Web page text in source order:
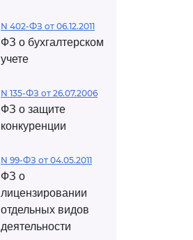
N 402-ФЗ от 06.12.2011
ФЗ о бухгалтерском
учете
N 135-ФЗ от 26.07.2006
ФЗ о защите
конкуренции
N 99-ФЗ от 04.05.2011
ФЗ о
лицензировании
отдельных видов
деятельности